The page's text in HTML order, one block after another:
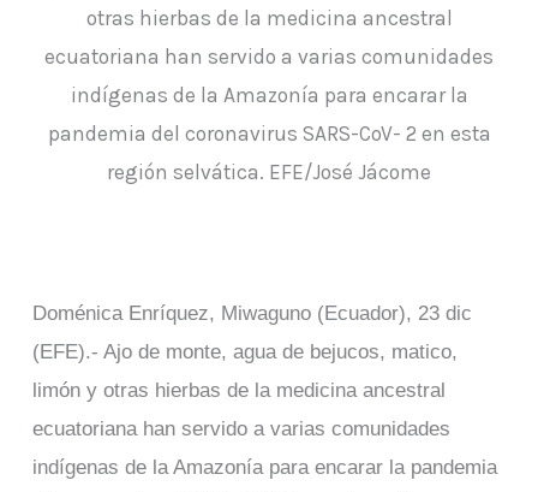
otras hierbas de la medicina ancestral
ecuatoriana han servido a varias comunidades
indígenas de la Amazonía para encarar la
pandemia del coronavirus SARS-CoV- 2 en esta
región selvática. EFE/José Jácome
Doménica Enríquez, Miwaguno (Ecuador), 23 dic
(EFE).- Ajo de monte, agua de bejucos, matico,
limón y otras hierbas de la medicina ancestral
ecuatoriana han servido a varias comunidades
indígenas de la Amazonía para encarar la pandemia